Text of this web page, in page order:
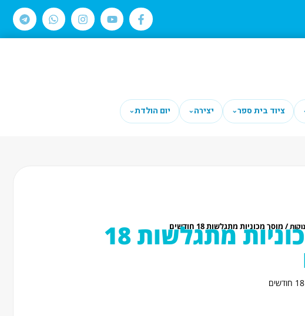
ציוד בית ספר⌄ יצירה⌄ יום הולדת⌄
/ מוסך מכוניות מתגלשות 18 חודשים מוסך מכוניות מתגלשות 18